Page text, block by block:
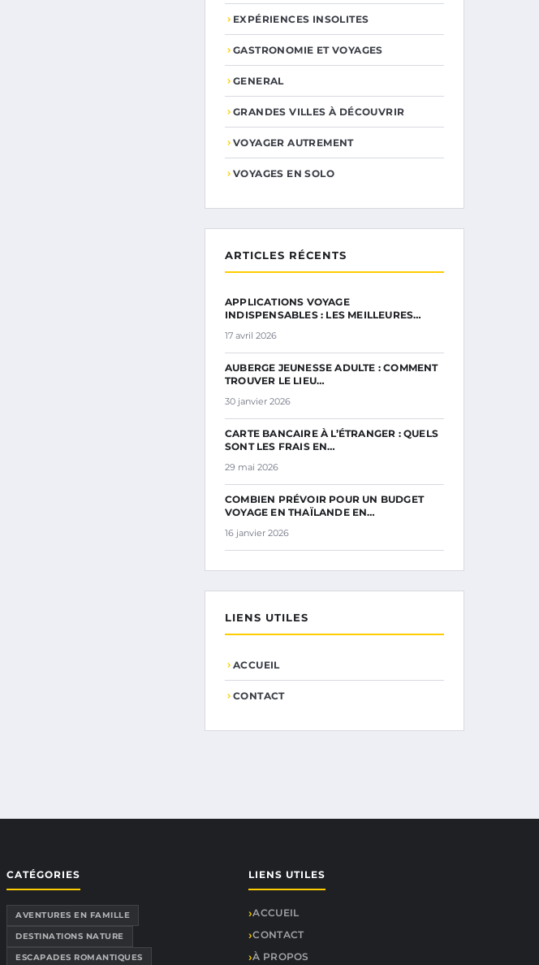
EXPÉRIENCES INSOLITES
GASTRONOMIE ET VOYAGES
GENERAL
GRANDES VILLES À DÉCOUVRIR
VOYAGER AUTREMENT
VOYAGES EN SOLO
ARTICLES RÉCENTS
APPLICATIONS VOYAGE
INDISPENSABLES : LES MEILLEURES…
17 avril 2026
AUBERGE JEUNESSE ADULTE : COMMENT
TROUVER LE LIEU…
30 janvier 2026
CARTE BANCAIRE À L’ÉTRANGER : QUELS
SONT LES FRAIS EN…
29 mai 2026
COMBIEN PRÉVOIR POUR UN BUDGET
VOYAGE EN THAÏLANDE EN…
16 janvier 2026
LIENS UTILES
ACCUEIL
CONTACT
CATÉGORIES
AVENTURES EN FAMILLE
DESTINATIONS NATURE
ESCAPADES ROMANTIQUES
LIENS UTILES
ACCUEIL
CONTACT
À PROPOS